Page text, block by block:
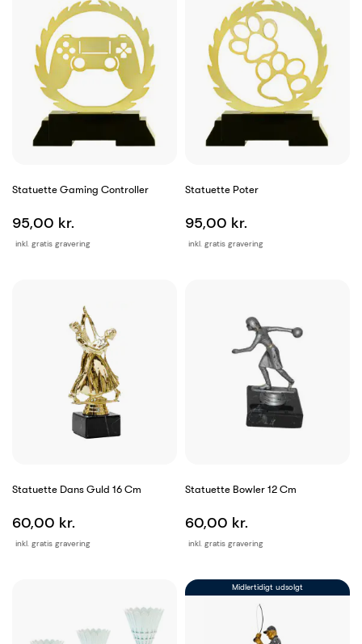
Statuette Gaming Controller
inkl. gratis gravering
95,00 kr.
Statuette Poter
inkl. gratis gravering
95,00 kr.
Statuette Dans Guld 16 Cm
inkl. gratis gravering
60,00 kr.
Statuette Bowler 12 Cm
inkl. gratis gravering
60,00 kr.
Midlertidigt udsolgt